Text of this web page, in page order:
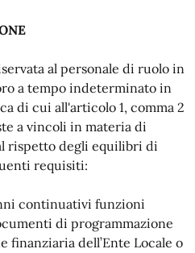
al personale di ruolo in
a tempo indeterminato in
di cui all'articolo 1, comma 2
a vincoli in materia di
rispetto degli equilibri di
requisiti:
continuativi funzioni
di programmazione
dell’Ente Locale o